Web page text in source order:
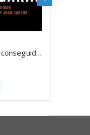
Urdangarin. Un conseguidor en la corte del – Eduardo Inda